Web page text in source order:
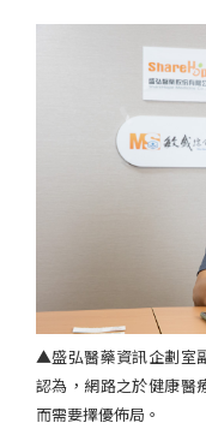
▲盛弘醫藥資訊企劃室
認為， 網路之於健康醫
而需要擇優佈局。